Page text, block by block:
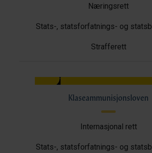
Næringsrett
Stats-, statsforfatnings- og
Strafferett
Klaseammunisjonsloven
Internasjonal rett
Stats-, statsforfatnings- og